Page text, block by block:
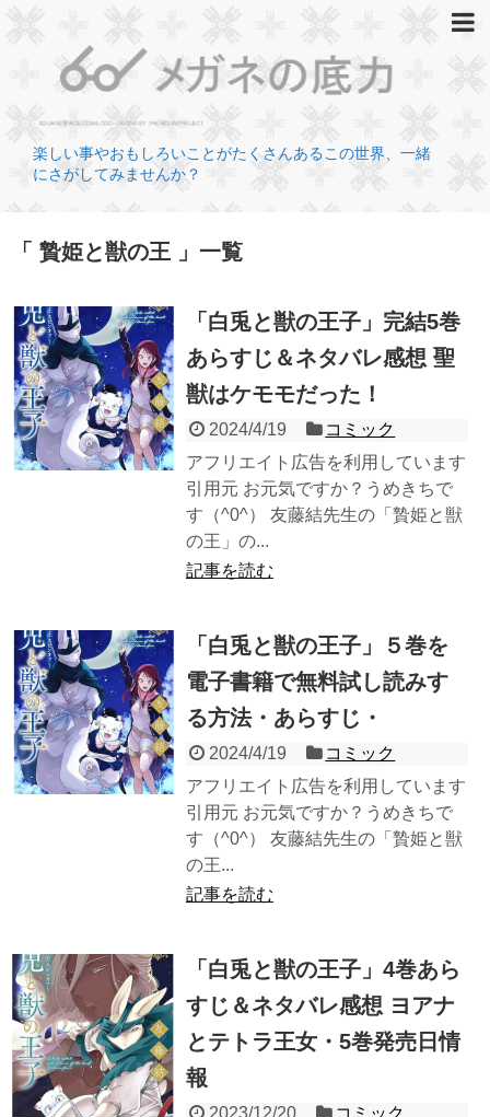
楽しい事やおもしろいことがたくさんあるこの世界、一緒
にさがしてみませんか？
贄姫と獣の王 一覧
「白兎と獣の王子」完結5巻
あらすじ＆ネタバレ感想 聖
獣はケモモだった！
2024/4/19
コミック
アフリエイト広告を利用しています
引用元 お元気ですか？うめきちで
す（^0^） 友藤結先生の「贄姫と獣
の王」の...
記事を読む
「白兎と獣の王子」５巻を
電子書籍で無料試し読みす
る方法・あらすじ・
2024/4/19
コミック
アフリエイト広告を利用しています
引用元 お元気ですか？うめきちで
す（^0^） 友藤結先生の「贄姫と獣
の王...
記事を読む
「白兎と獣の王子」4巻あら
すじ＆ネタバレ感想 ヨアナ
とテトラ王女・5巻発売日情
報
2023/12/20
コミック